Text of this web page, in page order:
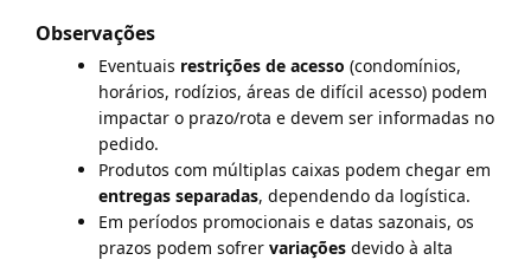
Observações
Eventuais restrições de acesso (condomínios,
horários, rodízios, áreas de difícil acesso) podem
impactar o prazo/rota e devem ser informadas no
pedido.
Produtos com múltiplas caixas podem chegar em
entregas separadas, dependendo da logística.
Em períodos promocionais e datas sazonais, os
prazos podem sofrer variaçõesdevido à alta